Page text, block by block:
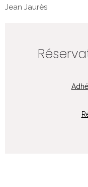
Jean Jaurès